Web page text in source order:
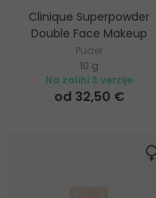
Clinique Superpowder
Double Face Makeup
Puder
10 g
Na zalihi 3 verzije
od 32,50 €